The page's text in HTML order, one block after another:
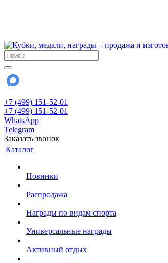
+7 (499) 151-52-01
+7 (499) 151-52-01
WhatsApp
Telegram
Заказать звонок
Каталог
Новинки
Распродажа
Награды по видам спорта
Универсальные награды
Активный отдых